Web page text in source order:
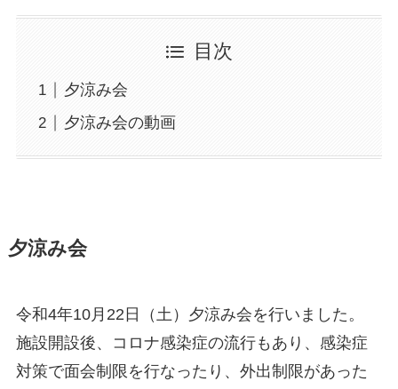
目次
夕涼み会
夕涼み会の動画
夕涼み会
令和4年10月22日（土）夕涼み会を行いました。
施設開設後、コロナ感染症の流行もあり、感染症
対策で面会制限を行なったり、外出制限があった